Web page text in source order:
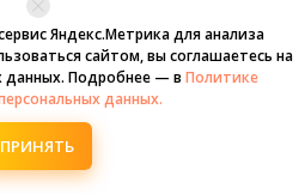
никаких
Яндекс.Метрика для анализа
сайтом, вы соглашаетесь на
данных. Подробнее — в Политике
данных.
ПРИНЯТЬ